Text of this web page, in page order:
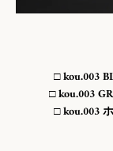
□ kou.003
□ kou.003
□ kou.003 ホ